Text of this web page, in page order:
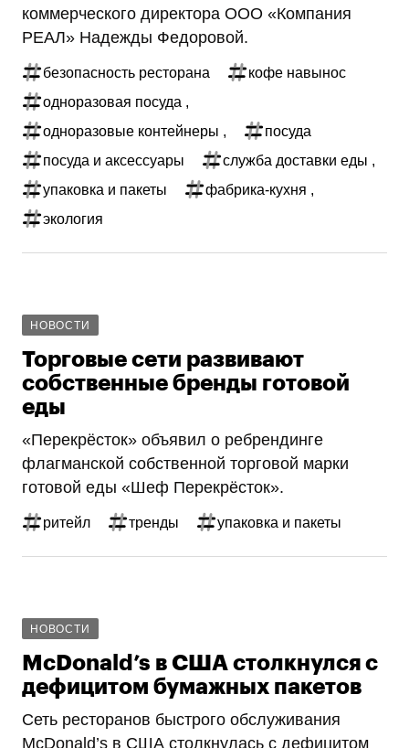
коммерческого директора ООО «Компания
РЕАЛ» Надежды Федоровой.
безопасность ресторана
кофе навынос
одноразовая посуда ,
одноразовые контейнеры ,
посуда
посуда и аксессуары
служба доставки еды ,
упаковка и пакеты
фабрика-кухня ,
экология
НОВОСТИ
Торговые сети развивают
собственные бренды готовой
еды
«Перекрёсток» объявил о ребрендинге
флагманской собственной торговой марки
готовой еды «Шеф Перекрёсток».
ритейл тренды упаковка и пакеты
НОВОСТИ
McDonald’s в США столкнулся с
дефицитом бумажных пакетов
Сеть ресторанов быстрого обслуживания
McDonald’s в США столкнулась с дефицитом